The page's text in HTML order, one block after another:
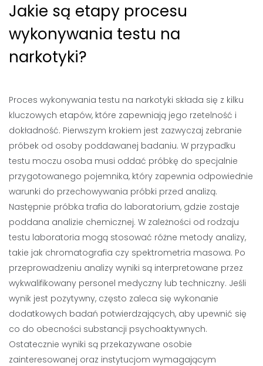
Jakie są etapy procesu
wykonywania testu na
narkotyki?
Proces wykonywania testu na narkotyki składa się z kilku
kluczowych etapów, które zapewniają jego rzetelność i
dokładność. Pierwszym krokiem jest zazwyczaj zebranie
próbek od osoby poddawanej badaniu. W przypadku
testu moczu osoba musi oddać próbkę do specjalnie
przygotowanego pojemnika, który zapewnia odpowiednie
warunki do przechowywania próbki przed analizą.
Następnie próbka trafia do laboratorium, gdzie zostaje
poddana analizie chemicznej. W zależności od rodzaju
testu laboratoria mogą stosować różne metody analizy,
takie jak chromatografia czy spektrometria masowa. Po
przeprowadzeniu analizy wyniki są interpretowane przez
wykwalifikowany personel medyczny lub techniczny. Jeśli
wynik jest pozytywny, często zaleca się wykonanie
dodatkowych badań potwierdzających, aby upewnić się
co do obecności substancji psychoaktywnych.
Ostatecznie wyniki są przekazywane osobie
zainteresowanej oraz instytucjom wymagającym